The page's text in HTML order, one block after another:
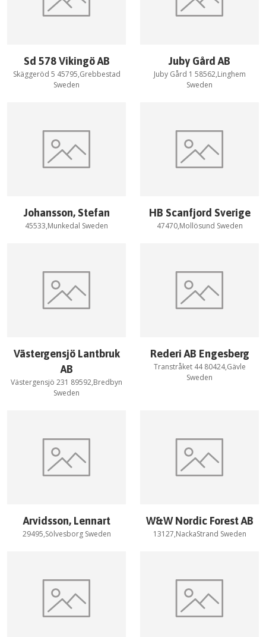
Sd 578 Vikingö AB
Skäggeröd 5 45795,Grebbestad
Sweden
Juby Gård AB
Juby Gård 1 58562,Linghem
Sweden
Johansson, Stefan
45533,Munkedal Sweden
HB Scanfjord Sverige
47470,Mollösund Sweden
Västergensjö Lantbruk
AB
Västergensjö 231 89592,Bredbyn
Sweden
Rederi AB Engesberg
Transtråket 44 80424,Gävle
Sweden
Arvidsson, Lennart
29495,Sölvesborg Sweden
W&W Nordic Forest AB
13127,NackaStrand Sweden